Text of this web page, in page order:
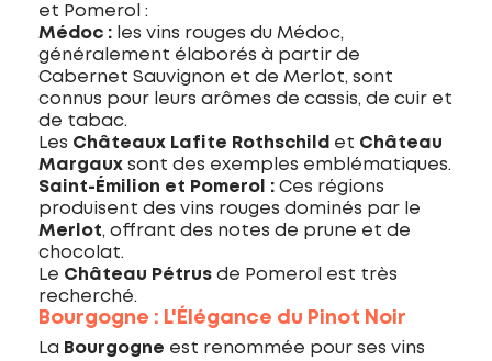
et Pomerol :
Médoc : les vins rouges du Médoc,
généralement élaborés à partir de
Cabernet Sauvignon et de Merlot, sont
connus pour leurs arômes de cassis, de cuir et
de tabac.
Les Châteaux Lafite Rothschild et Château
Margaux sont des exemples emblématiques.
Saint-Émilion et Pomerol : Ces régions
produisent des vins rouges dominés par le
Merlot, offrant des notes de prune et de
chocolat.
Le Château Pétrus de Pomerol est très
recherché.
Bourgogne : L'Élégance du Pinot Noir
La Bourgogne est renommée pour ses vins